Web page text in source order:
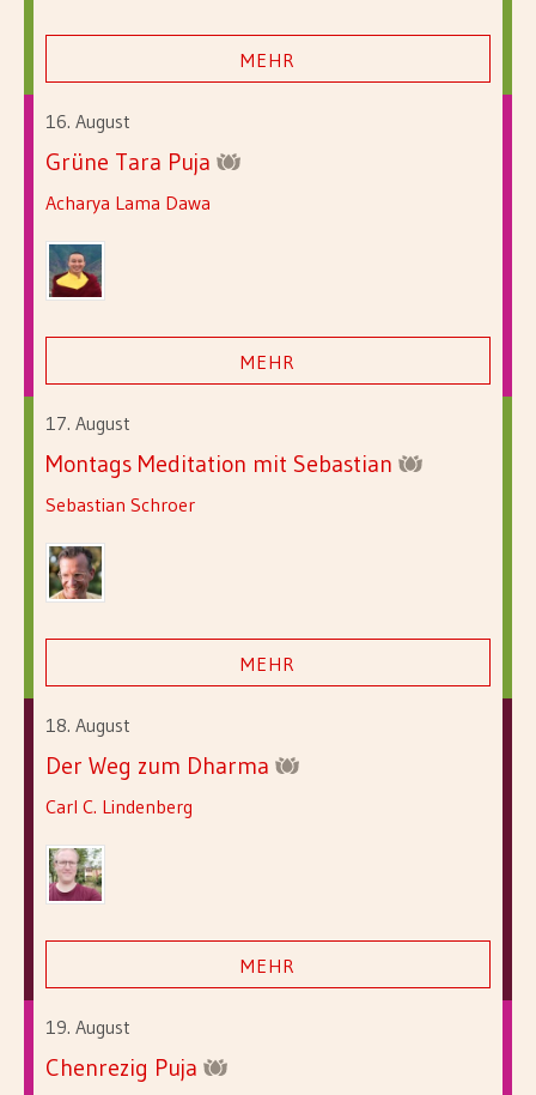
MEHR
16. August
Grüne Tara Puja
Acharya Lama Dawa
MEHR
17. August
Montags Meditation mit Sebastian
Sebastian Schroer
MEHR
18. August
Der Weg zum Dharma
Carl C. Lindenberg
MEHR
19. August
Chenrezig Puja